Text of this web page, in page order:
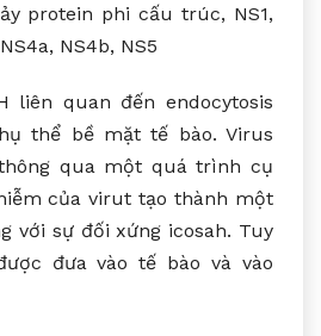
protein phi cấu trúc, NS1,
NS4b, NS5
liên quan đến endocytosis
thể bề mặt tế bào. Virus
qua một quá trình cụ
của virut tạo thành một
với sự đối xứng icosah. Tuy
đưa vào tế bào và vào